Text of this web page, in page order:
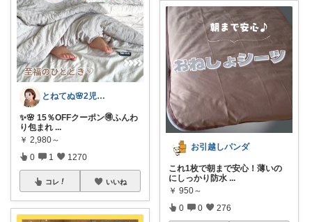
とねてぬ🌸2児ママ✿毎日をラク&快適に
✨🌸 15％OFFクーポン🉐ふんわ
り包まれ ...
￥ 2,980～
0 1 1270
コレ いいね
お引越しパンダ
これ1枚で朝まで安心！薄いの
にしっかり防水 ...
￥ 950～
0 0 276